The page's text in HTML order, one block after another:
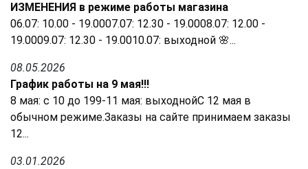
ИЗМЕНЕНИЯ в режиме работы магазина
06.07: 10.00 - 19.0007.07: 12.30 - 19.0008.07: 12.00 -
19.0009.07: 12.30 - 19.0010.07: выходной 🌸...
08.05.2026
График работы на 9 мая!!!
8 мая: с 10 до 199-11 мая: выходнойС 12 мая в
обычном режиме.Заказы на сайте принимаем заказы
12...
03.01.2026